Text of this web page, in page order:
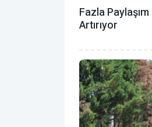
Fazla
Artırıyor